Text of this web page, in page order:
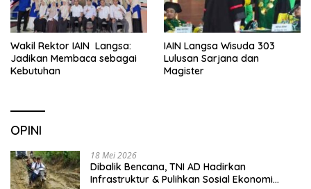
Wakil Rektor IAIN Langsa:
Jadikan Membaca sebagai
Kebutuhan
IAIN Langsa Wisuda 303
Lulusan Sarjana dan
Magister
OPINI
18 Mei 2026
Dibalik Bencana, TNI AD Hadirkan
Infrastruktur & Pulihkan Sosial Ekonomi